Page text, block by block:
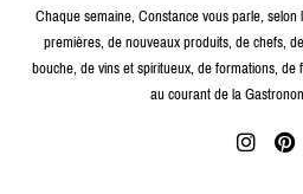
Chaque semaine, Constance vous parle,
premières, de nouveaux produits, de chefs,
bouche, de vins et spiritueux, de formations,
au courant de la